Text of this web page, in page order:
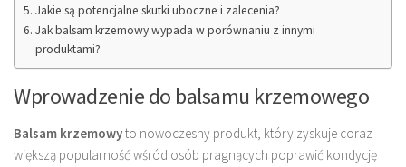
Jakie są potencjalne skutki uboczne i zalecenia?
Jak balsam krzemowy wypada w porównaniu z innymi
produktami?
Wprowadzenie do balsamu krzemowego
Balsam krzemowyto nowoczesny produkt, który zyskuje coraz
większą popularność wśród osób pragnących poprawić kondycję